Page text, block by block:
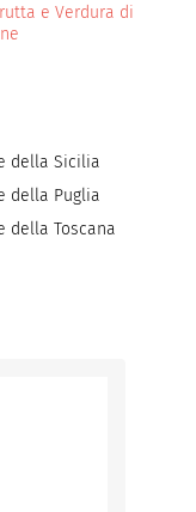
e Verdura di
della Sicilia
della Puglia
della Toscana